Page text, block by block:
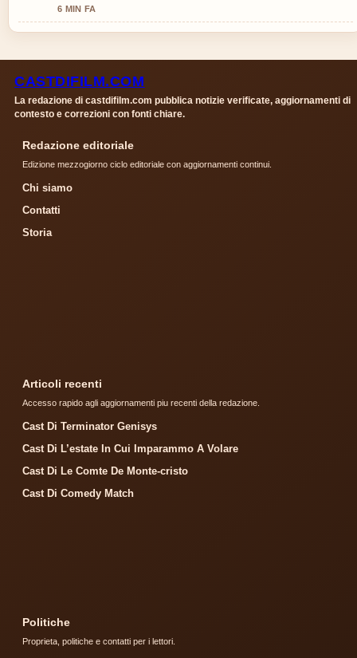
6 MIN FA
CASTDIFILM.COM
La redazione di castdifilm.com pubblica notizie verificate, aggiornamenti di
contesto e correzioni con fonti chiare.
Redazione editoriale
Edizione mezzogiorno ciclo editoriale con aggiornamenti continui.
Chi siamo
Contatti
Storia
Articoli recenti
Accesso rapido agli aggiornamenti piu recenti della redazione.
Cast Di Terminator Genisys
Cast Di L’estate In Cui Imparammo A Volare
Cast Di Le Comte De Monte-cristo
Cast Di Comedy Match
Politiche
Proprieta, politiche e contatti per i lettori.